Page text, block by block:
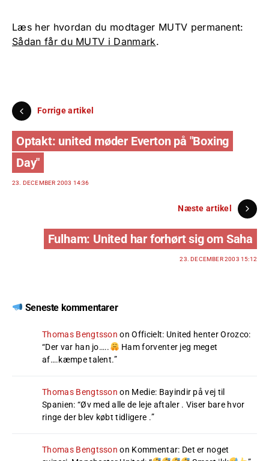
Læs her hvordan du modtager MUTV permanent:
Sådan får du MUTV i Danmark.
Forrige artikel
Optakt: united møder Everton på "Boxing
Day"
23. DECEMBER 2003 14:36
Næste artikel
Fulham: United har forhørt sig om Saha
23. DECEMBER 2003 15:12
Seneste kommentarer
Thomas Bengtsson onOfficielt: United henter Orozco:
“Der var han jo…..
Ham forventer jeg meget
af….kæmpe talent.”
Thomas Bengtsson on Medie: Bayindir på vej til
Spanien: “Øv med alle de leje aftaler . Viser bare hvor
ringe der blev købt tidligere .”
Thomas Bengtsson on Kommentar: Det er noget